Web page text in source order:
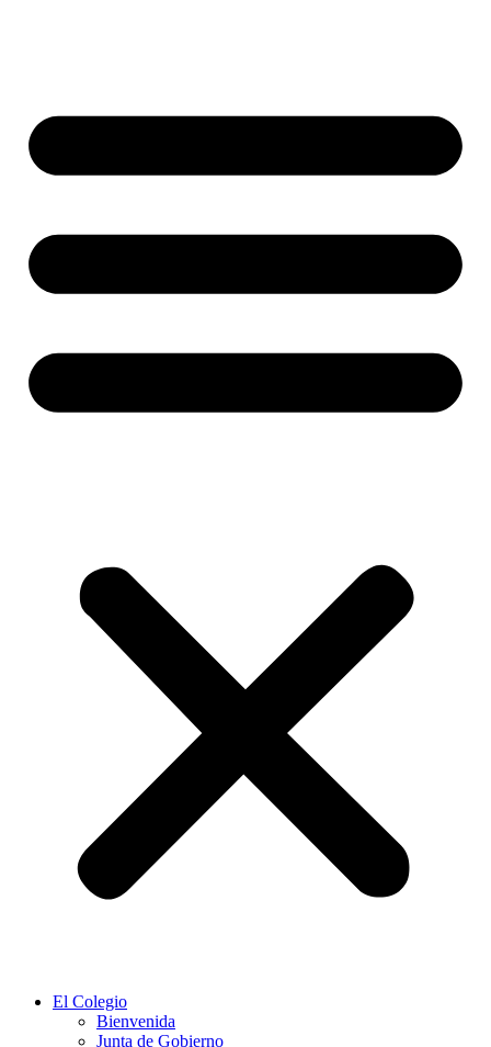
El Colegio
Bienvenida
Junta de Gobierno